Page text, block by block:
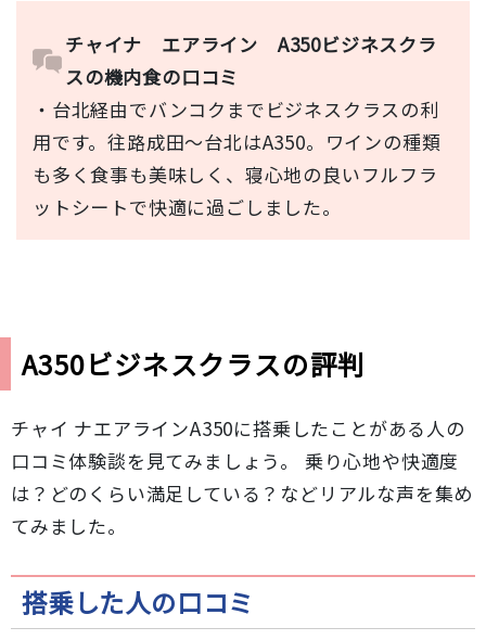
チャイナ エアライン A350ビジネスクラ
スの機内食の口コミ
・台北経由でバンコクまでビジネスクラスの利
用です。往路成田～台北はA350。ワインの種類
も多く食事も美味しく、寝心地の良いフルフラ
ットシートで快適に過ごしました。
A350ビジネスクラスの評判
チャイ ナエアラインA350に搭乗したことがある人の
口コミ体験談を見てみましょう。 乗り心地や快適度
は？どのくらい満足している？などリアルな声を集め
てみました。
搭乗した人の口コミ